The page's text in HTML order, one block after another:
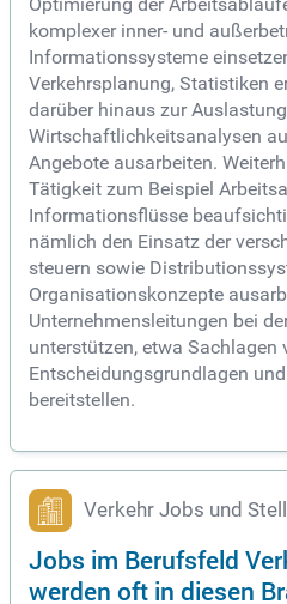
komplexer inner- und
Informationssysteme
Verkehrsplanung, Statistiken
darüber hinaus zur
Wirtschaftlichkeitsanalysen
Angebote ausarbeiten.
Tätigkeit zum Beispiel
Informationsflüsse
nämlich den Einsatz der
steuern sowie
Organisationskonzepte
Unternehmensleitungen bei
unterstützen, etwa Sachlagen
Entscheidungsgrundlagen
bereitstellen.
Verkehr Jobs und
Jobs im Berufsfeld
werden oft in diesen